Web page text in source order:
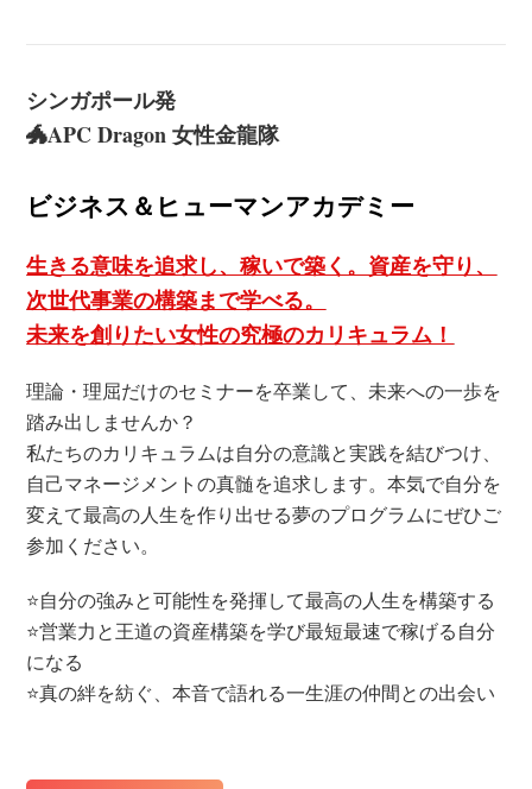
シンガポール発
🐲APC Dragon 女性金龍隊
ビジネス＆ヒューマンアカデミー
生きる意味を追求し、稼いで築く。資産を守り、
次世代事業の構築まで学べる。
未来を創りたい女性の究極のカリキュラム！
理論・理屈だけのセミナーを卒業して、未来への一歩を
踏み出しませんか？
私たちのカリキュラムは自分の意識と実践を結びつけ、
自己マネージメントの真髄を追求します。本気で自分を
変えて最高の人生を作り出せる夢のプログラムにぜひご
参加ください。
⭐️自分の強みと可能性を発揮して最高の人生を構築する
⭐️営業力と王道の資産構築を学び最短最速で稼げる自分
になる
⭐️真の絆を紡ぐ、本音で語れる一生涯の仲間との出会い